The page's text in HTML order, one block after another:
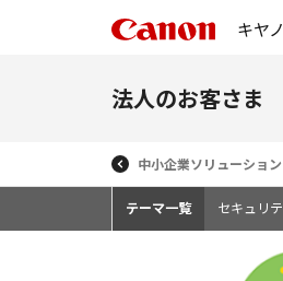
キヤ
法人のお客さま
中小企業ソリューション
テーマ一覧 セキュリ